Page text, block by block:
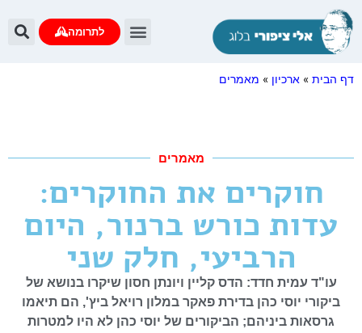
לתרומה
דף הבית » ארכיון » מאמרים
מאמרים
חוקרים את החוקרים:
עדות כורש ברנור, היום
הרביעי, חלק שני
עו"ד עמית חדד: הדס קליין ויונתן חסון שיקרו בנושא של
ביקורי יוסי כהן בדירת פאקר במלון רויאל ביץ', הם תיאמו
גרסאות ביניהם; הביקורים של יוסי כהן לא היו למטרות